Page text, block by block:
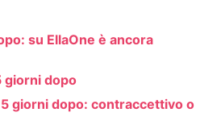
su EllaOne è ancora
giorni dopo
giorni dopo: contraccettivo o